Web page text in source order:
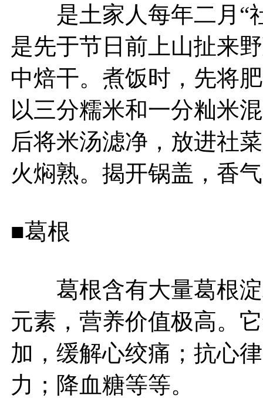
是土家人每年二月“社
是先于节日前上山扯来
中焙干。煮饭时，先将
以三分糯米和一分籼米
后将米汤滤净，放进社
火焖熟。揭开锅盖，香
■葛根
葛根含有大量葛根淀
元素，营养价值极高。
加，缓解心绞痛；抗心
力；降血糖等等。